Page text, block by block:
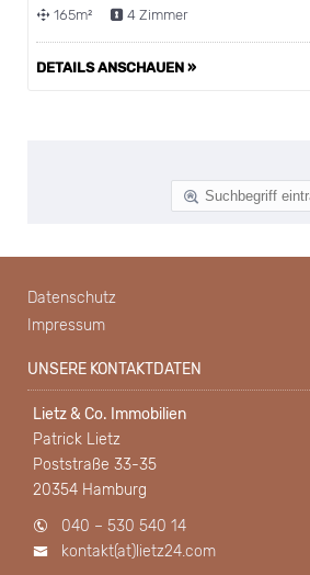
165m² 4 Zimmer
DETAILS ANSCHAUEN »
Datenschutz
Impressum
UNSERE KONTAKTDATEN
Lietz & Co. Immobilien
Patrick Lietz
Poststraße 33-35
20354 Hamburg
040 – 530 540 14
kontakt(at)lietz24.com